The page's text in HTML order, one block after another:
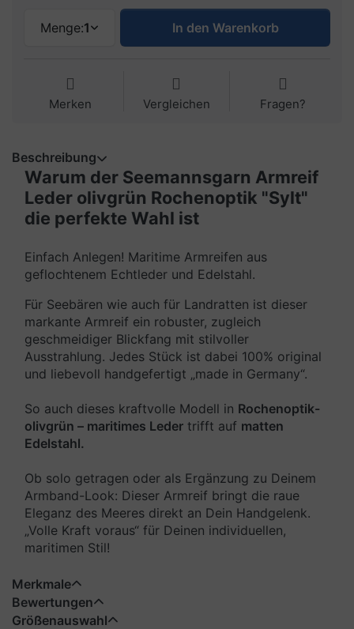
Menge:1 In den Warenkorb
Merken Vergleichen Fragen?
Beschreibung
Warum der Seemannsgarn Armreif
Leder olivgrün Rochenoptik "Sylt"
die perfekte Wahl ist
Einfach Anlegen! Maritime Armreifen aus
geflochtenem Echtleder und Edelstahl.
Für Seebären wie auch für Landratten ist dieser
markante Armreif ein robuster, zugleich
geschmeidiger Blickfang mit stilvoller
Ausstrahlung. Jedes Stück ist dabei 100% original
und liebevoll handgefertigt „made in Germany“.
So auch dieses kraftvolle Modell in Rochenoptik-
olivgrün – maritimes Leder trifft auf matten
Edelstahl.
Ob solo getragen oder als Ergänzung zu Deinem
Armband-Look: Dieser Armreif bringt die raue
Eleganz des Meeres direkt an Dein Handgelenk.
„Volle Kraft voraus“ für Deinen individuellen,
maritimen Stil!
Merkmale
Bewertungen
Größenauswahl